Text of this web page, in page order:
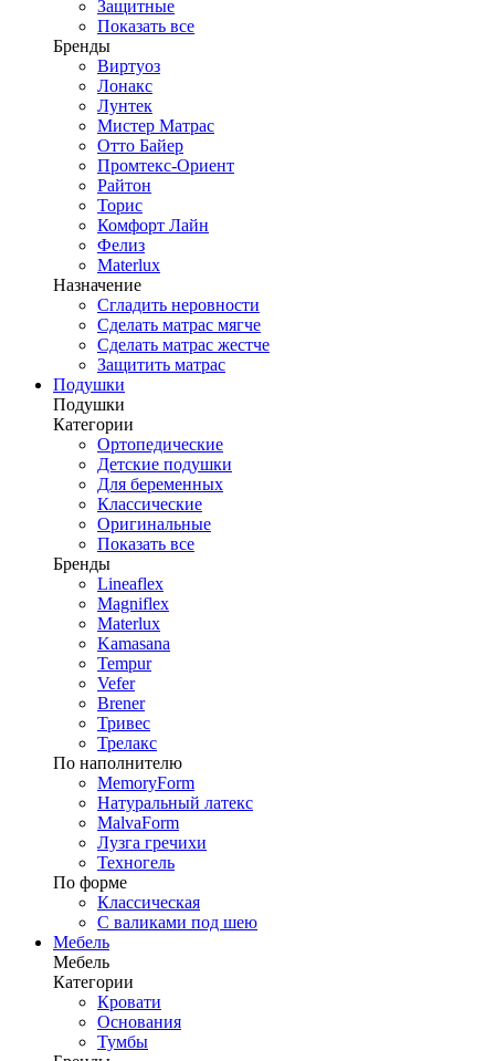
Защитные
Показать все
Бренды
Виртуоз
Лонакс
Лунтек
Мистер Матрас
Отто Байер
Промтекс-Ориент
Райтон
Торис
Комфорт Лайн
Фелиз
Materlux
Назначение
Сгладить неровности
Сделать матрас мягче
Сделать матрас жестче
Защитить матрас
Подушки
Подушки
Категории
Ортопедические
Детские подушки
Для беременных
Классические
Оригинальные
Показать все
Бренды
Lineaflex
Magniflex
Materlux
Kamasana
Tempur
Vefer
Brener
Тривес
Трелакс
По наполнителю
MemoryForm
Натуральный латекс
MalvaForm
Лузга гречихи
Техногель
По форме
Классическая
С валиками под шею
Мебель
Мебель
Категории
Кровати
Основания
Тумбы